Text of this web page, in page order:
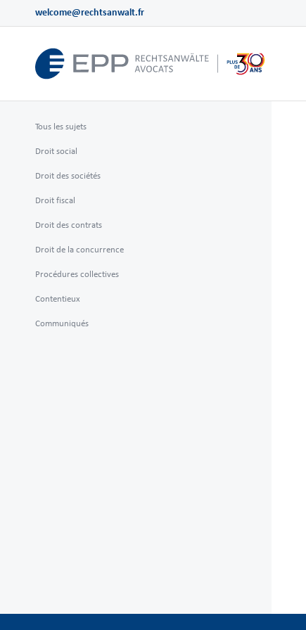
welcome@rechtsanwalt.fr
Tous les sujets
Droit social
Droit des sociétés
Droit fiscal
Droit des contrats
Droit de la concurrence
Procédures collectives
Contentieux
Communiqués